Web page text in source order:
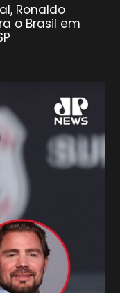
Ronaldo
o Brasil em